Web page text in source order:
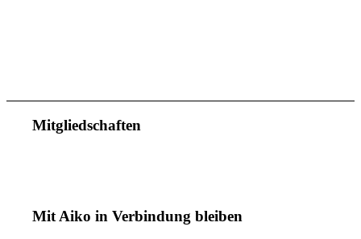
Mitgliedschaften
Mit Aiko in Verbindung bleiben